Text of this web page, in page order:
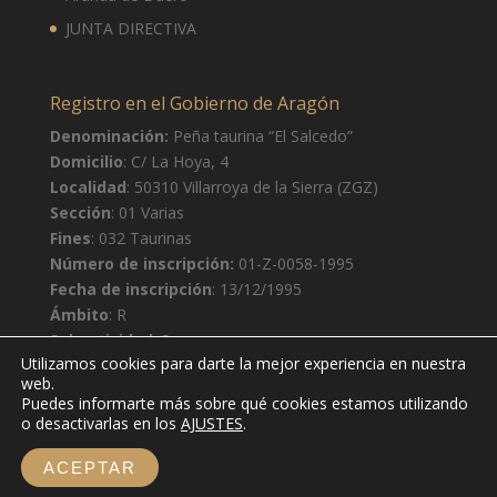
JUNTA DIRECTIVA
Registro en el Gobierno de Aragón
Denominación: Peña taurina “El Salcedo”
Domicilio: C/ La Hoya, 4
Localidad: 50310 Villarroya de la Sierra (ZGZ)
Sección: 01 Varias
Fines: 032 Taurinas
Número de inscripción: 01-Z-0058-1995
Fecha de inscripción: 13/12/1995
Ámbito: R
Subactividad: S
© Peña taurina El Salcedo 2020
Utilizamos cookies para darte la mejor experiencia en nuestra
web.
Puedes informarte más sobre qué cookies estamos utilizando
o desactivarlas en los AJUSTES.
ACEPTAR